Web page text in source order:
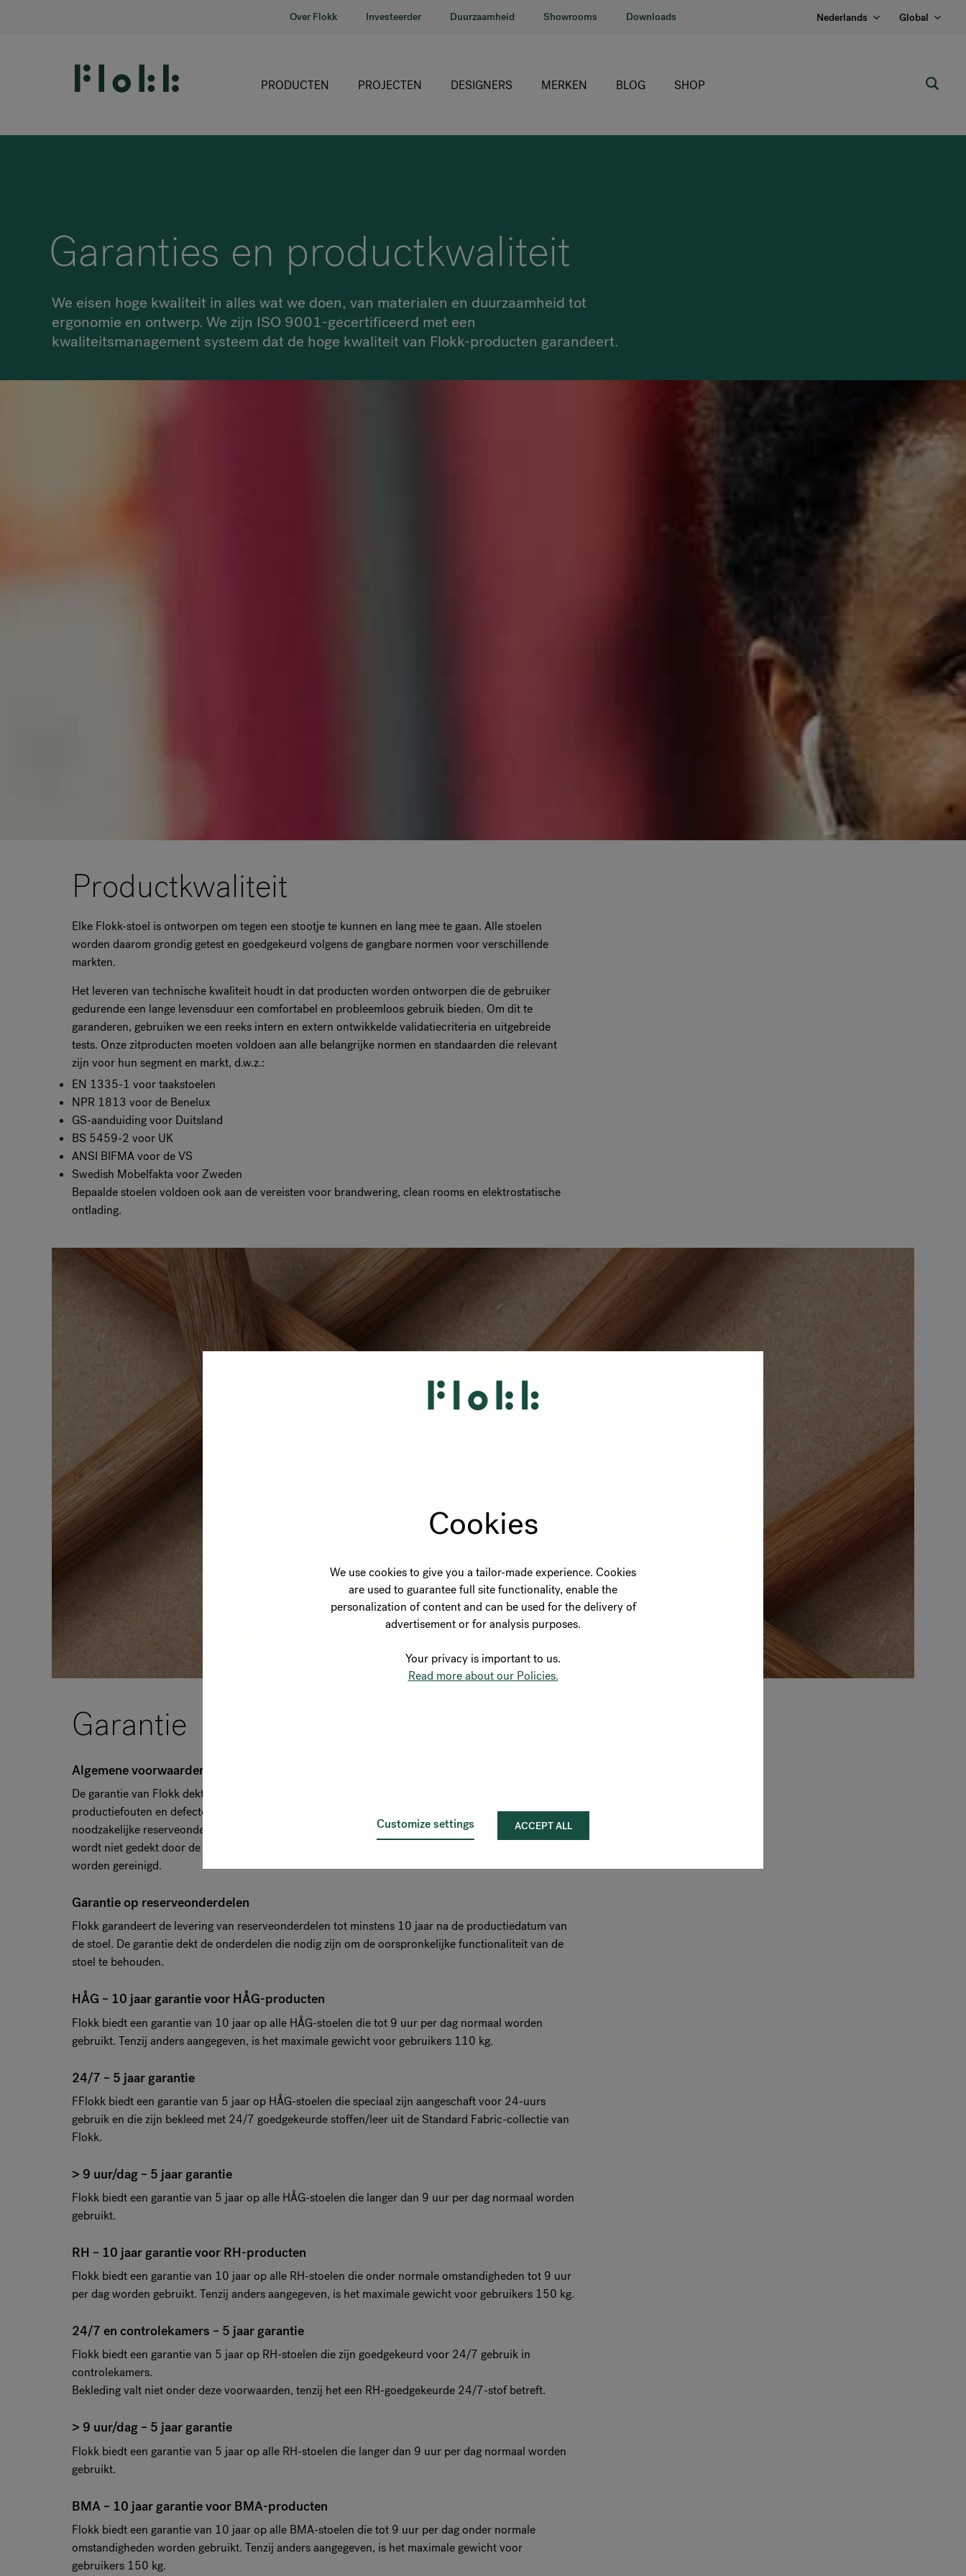
Cookies
We use cookies to give you a tailor-made experience. Cookies
are used to guarantee full site functionality, enable the
personalization of content and can be used for the delivery of
advertisement or for analysis purposes.
Your privacy is important to us.
Read more about our Policies.
Customize settings ACCEPT ALL
Over Flokk Investeerder Duurzaamheid Showrooms Downloads Nederlands Global
PRODUCTEN PROJECTEN DESIGNERS MERKEN
Profim
Offecct
9to5 Seating
Spec
BLOG SHOP
Garanties en productkwaliteit
We eisen hoge kwaliteit in alles wat we doen, van materialen en duurzaamheid tot
ergonomie en ontwerp. We zijn ISO 9001-gecertificeerd met een
kwaliteitsmanagement systeem dat de hoge kwaliteit van Flokk-producten garandeert.
Productkwaliteit
Elke Flokk-stoel is ontworpen om tegen een stootje te kunnen en lang mee te gaan. Alle stoelen
worden daarom grondig getest en goedgekeurd volgens de gangbare normen voor verschillende
markten.
Het leveren van technische kwaliteit houdt in dat producten worden ontworpen die de gebruiker
gedurende een lange levensduur een comfortabel en probleemloos gebruik bieden. Om dit te
garanderen, gebruiken we een reeks intern en extern ontwikkelde validatiecriteria en uitgebreide
tests. Onze zitproducten moeten voldoen aan alle belangrijke normen en standaarden die relevant
zijn voor hun segment en markt, d.w.z.:
EN 1335-1 voor taakstoelen
NPR 1813 voor de Benelux
GS-aanduiding voor Duitsland
BS 5459-2 voor UK
ANSI BIFMA voor de VS
Swedish Mobelfakta voor Zweden
Bepaalde stoelen voldoen ook aan de vereisten voor brandwering, clean rooms en elektrostatische
ontlading.
Garantie
Algemene voorwaarden
De garantie van Flokk dekt alle HÅG-, RBM-, RH- en BMA-stoelen tegen: Materiaal- en
productiefouten en defecten vanaf de productiedatum van de stoel. De garantie dekt alle
noodzakelijke reserveonderdelen. Arbeids- en transportkosten zijn niet gedekt. Normale slijtage
wordt niet gedekt door de garantie. De garantie is op voorwaarde dat de stoel en stof/leer normaal
worden gereinigd.
Garantie op reserveonderdelen
Flokk garandeert de levering van reserveonderdelen tot minstens 10 jaar na de productiedatum van
de stoel. De garantie dekt de onderdelen die nodig zijn om de oorspronkelijke functionaliteit van de
stoel te behouden.
HÅG – 10 jaar garantie voor HÅG-producten
Flokk biedt een garantie van 10 jaar op alle HÅG-stoelen die tot 9 uur per dag normaal worden
gebruikt. Tenzij anders aangegeven, is het maximale gewicht voor gebruikers 110 kg.
24/7 – 5 jaar garantie
FFlokk biedt een garantie van 5 jaar op HÅG-stoelen die speciaal zijn aangeschaft voor 24-uurs
gebruik en die zijn bekleed met 24/7 goedgekeurde stoffen/leer uit de Standard Fabric-collectie van
Flokk.
> 9 uur/dag – 5 jaar garantie
Flokk biedt een garantie van 5 jaar op alle HÅG-stoelen die langer dan 9 uur per dag normaal worden
gebruikt.
RH – 10 jaar garantie voor RH-producten
Flokk biedt een garantie van 10 jaar op alle RH-stoelen die onder normale omstandigheden tot 9 uur
per dag worden gebruikt. Tenzij anders aangegeven, is het maximale gewicht voor gebruikers 150 kg.
24/7 en controlekamers – 5 jaar garantie
Flokk biedt een garantie van 5 jaar op RH-stoelen die zijn goedgekeurd voor 24/7 gebruik in
controlekamers.
Bekleding valt niet onder deze voorwaarden, tenzij het een RH-goedgekeurde 24/7-stof betreft.
> 9 uur/dag – 5 jaar garantie
Flokk biedt een garantie van 5 jaar op alle RH-stoelen die langer dan 9 uur per dag normaal worden
gebruikt.
BMA – 10 jaar garantie voor BMA-producten
Flokk biedt een garantie van 10 jaar op alle BMA-stoelen die tot 9 uur per dag onder normale
omstandigheden worden gebruikt. Tenzij anders aangegeven, is het maximale gewicht voor
gebruikers 150 kg.